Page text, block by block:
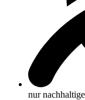
nur